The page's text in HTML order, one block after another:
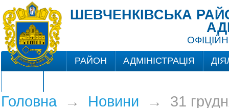
ШЕВЧЕНКІВСЬКА
РАЙОН АДМІНІСТРАЦІЯ
Головна→ Новини → 31